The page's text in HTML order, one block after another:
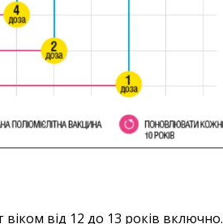
від 12 до 13 років включно.